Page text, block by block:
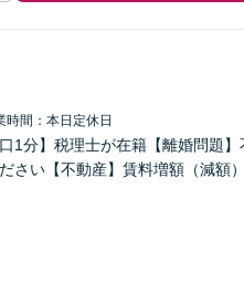
時間：本日定休日
1分】税理士が在籍【離婚問題
さい【不動産】賃料増額（減額